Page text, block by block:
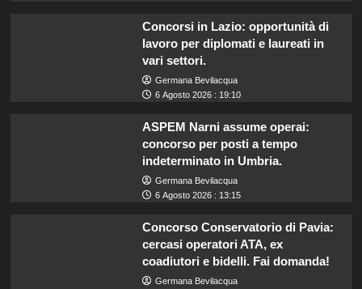
Concorsi in Lazio: opportunità di
lavoro per diplomati e laureati in
vari settori.
Germana Bevilacqua
6 Agosto 2026 : 19:10
ASPEM Narni assume operai:
concorso per posti a tempo
indeterminato in Umbria.
Germana Bevilacqua
6 Agosto 2026 : 13:15
Concorso Conservatorio di Pavia:
cercasi operatori ATA, ex
coadiutori e bidelli. Fai domanda!
Germana Bevilacqua